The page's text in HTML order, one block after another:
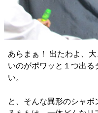
あらまぁ！ 出たわよ、
いのがポワッと１つ出る
い。
と、そんな異形のシャ